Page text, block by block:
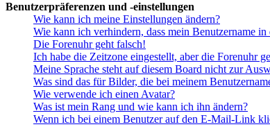
Benutzerpräferenzen und -einstellungen
Wie kann ich meine Einstellungen ändern?
Wie kann ich verhindern, dass mein Benutzername
Die Forenuhr geht falsch!
Ich habe die Zeitzone eingestellt, aber die Forenuhr
Meine Sprache steht auf diesem Board nicht zur
Was sind das für Bilder, die bei meinem
Wie verwende ich einen Avatar?
Was ist mein Rang und wie kann ich ihn ändern?
Wenn ich bei einem Benutzer auf den E-Mail-Link